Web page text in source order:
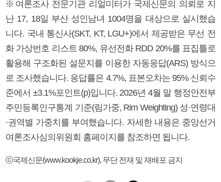
※여론조사 전문기관 리얼미터가 국제신문의 의뢰로 지
난 17, 18일 부산 성인남녀 1004명을 대상으로 실시했습
니다. 국내 통신사(SKT, KT, LGU+)에서 제공받은 무선 전
화 가상번호 리스트 80%, 유선전화 RDD 20%를 표집틀로
활용해 구조화된 설문지를 이용한 자동응답(ARS) 방식으
로 조사했습니다. 응답률은 4.7%, 표본오차는 95% 신뢰수
준에서 ±3.1%포인트(p)입니다. 2026년 4월 말 행정안전부
주민등록인구통계 기준(림가중, Rim Weighting) 성·연령대
·권역별 가중치를 부여했습니다. 자세한 내용은 중앙선거
여론조사심의위원회 홈페이지를 참조하면 됩니다.
ⓒ국제신문(www.kookje.co.kr), 무단 전재 및 재배포 금지